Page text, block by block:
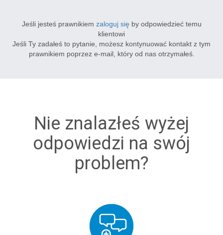
Jeśli jesteś prawnikiem zaloguj się by odpowiedzieć temu
klientowi
Jeśli Ty zadałeś to pytanie, możesz kontynuować kontakt z tym
prawnikiem poprzez e-mail, który od nas otrzymałeś.
Nie znalazłeś wyżej
odpowiedzi na swój
problem?